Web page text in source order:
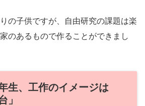
の子供ですが、自由研究の課題は楽
のあるもので作ることができまし
生、工作のイメージは
」